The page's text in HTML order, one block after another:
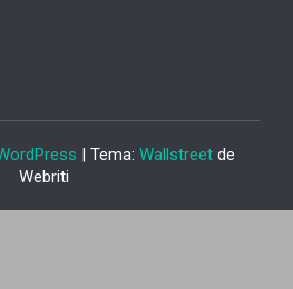
| Tema: Wallstreetde
Webriti